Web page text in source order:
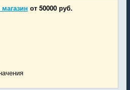
от 50000 руб.